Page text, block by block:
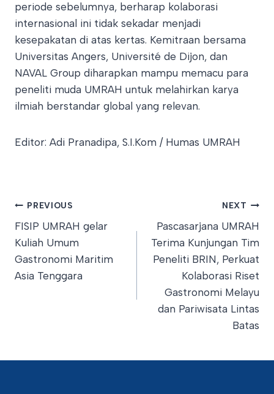
periode sebelumnya, berharap kolaborasi
internasional ini tidak sekadar menjadi
kesepakatan di atas kertas. Kemitraan bersama
Universitas Angers, Université de Dijon, dan
NAVAL Group diharapkan mampu memacu para
peneliti muda UMRAH untuk melahirkan karya
ilmiah berstandar global yang relevan.
Editor: Adi Pranadipa, S.I.Kom / Humas UMRAH
Post
navigation
PREVIOUS
FISIP UMRAH gelar
Kuliah Umum
Gastronomi Maritim
Asia Tenggara
NEXT
Pascasarjana UMRAH
Terima Kunjungan Tim
Peneliti BRIN, Perkuat
Kolaborasi Riset
Gastronomi Melayu
dan Pariwisata Lintas
Batas